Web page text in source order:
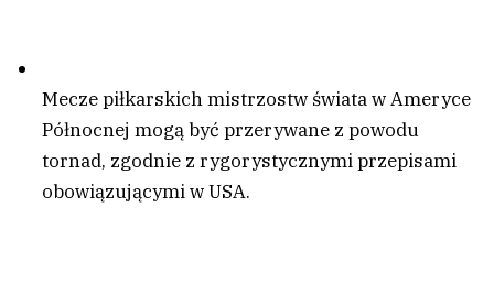
Mecze piłkarskich mistrzostw świata w Ameryce
Północnej mogą być przerywane z powodu
tornad, zgodnie z rygorystycznymi przepisami
obowiązującymi w USA.